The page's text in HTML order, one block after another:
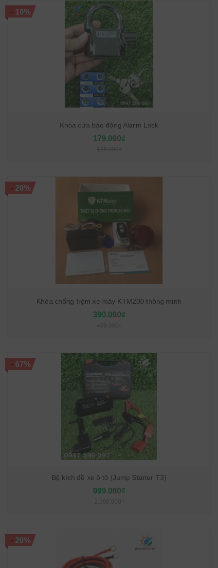
-10%
Khóa cửa báo động Alarm Lock
179.000₫
-20%
Khóa chống trộm xe máy KTM200 thông minh
390.000₫
-67%
Bộ kích đề xe ô tô (Jump Starter T3)
999.000₫
-20%